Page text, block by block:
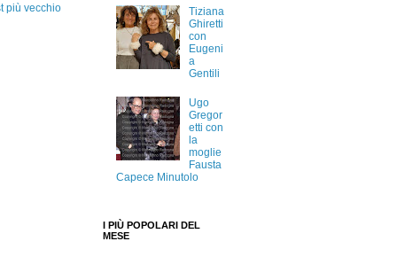
più vecchio
Tiziana
Ghiretti
con
Eugeni
a
Gentili
Ugo
Gregor
etti con
la
moglie
Fausta
Capece Minutolo
I PIÙ POPOLARI DEL
MESE